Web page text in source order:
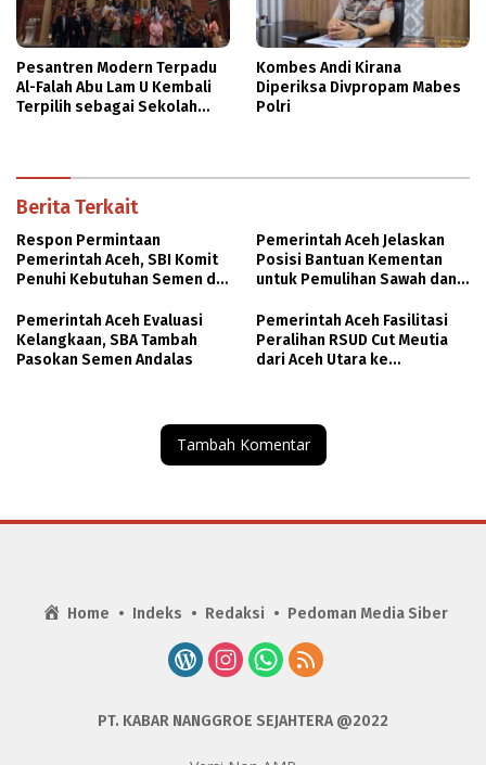
Pesantren Modern Terpadu
Al-Falah Abu Lam U Kembali
Terpilih sebagai Sekolah
Kombes Andi Kirana
Diperiksa Divpropam Mabes
Polri
Berita Terkait
Respon Permintaan
Pemerintah Aceh, SBI Komit
Penuhi Kebutuhan Semen di
Pemerintah Aceh Jelaskan
Posisi Bantuan Kementan
untuk Pemulihan Sawah dan
Pemerintah Aceh Evaluasi
Kelangkaan, SBA Tambah
Pasokan Semen Andalas
Pemerintah Aceh Fasilitasi
Peralihan RSUD Cut Meutia
dari Aceh Utara ke
Tambah Komentar
Home Indeks Redaksi Pedoman Media Siber
PT. KABAR NANGGROE SEJAHTERA @2022